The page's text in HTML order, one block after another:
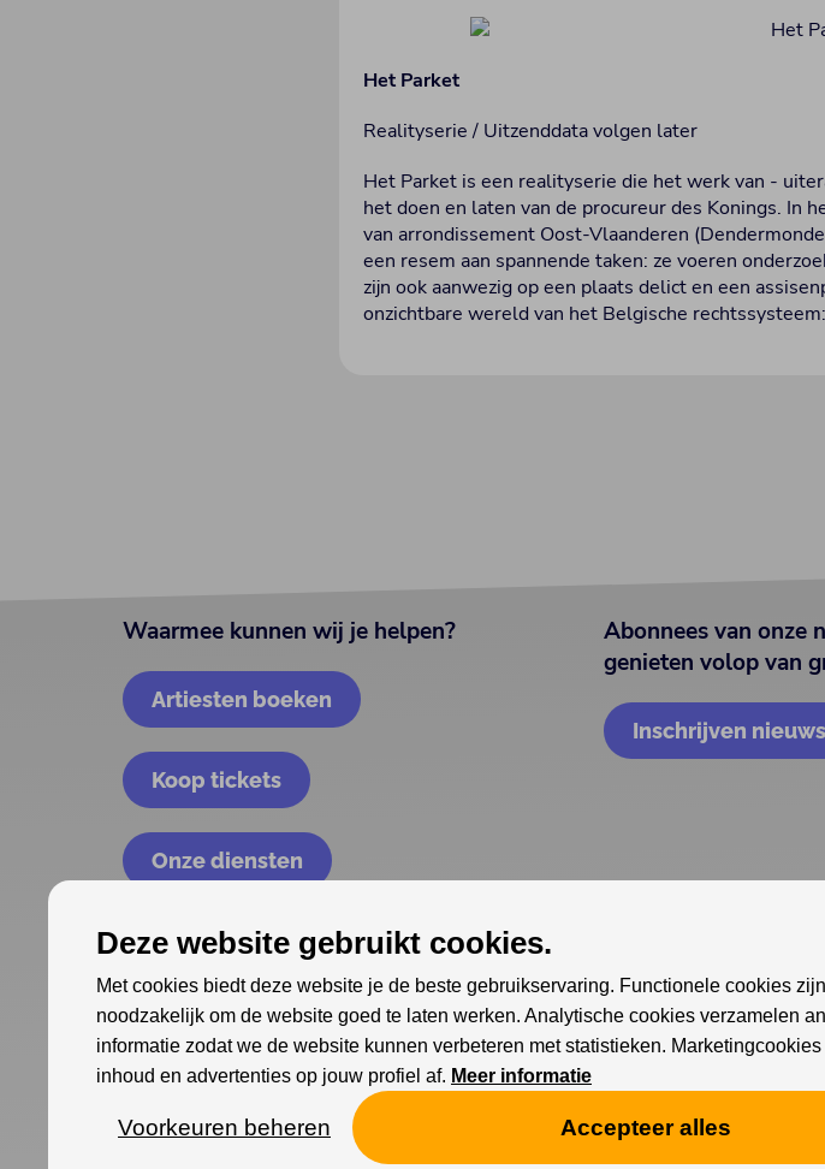
Het Parket
Realityserie / Uitzenddata volgen later
Het Parket is een realityserie die het werk van -
het doen en laten van de procureur des Konings. In
van arrondissement Oost-Vlaanderen
een resem aan spannende taken: ze voeren
zijn ook aanwezig op een plaats delict en een
onzichtbare wereld van het Belgische
Waarmee kunnen wij je helpen?
Artiesten boeken
Koop tickets
Onze diensten
Abonnees van onze
genieten volop van
Inschrijven
Deze website gebruikt cookies.
Met cookies biedt deze website je de beste gebruikservaring. Functionele cookies zijn
noodzakelijk om de website goed te laten werken. Analytische cookies verzamelen
informatie zodat we de website kunnen verbeteren met statistieken. Marketingcookies
inhoud en advertenties op jouw profiel af. Meer informatie
Voorkeuren beheren Accepteer alles